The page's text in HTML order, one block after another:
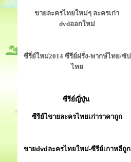
ขายละครไทยใหม่ๆ ละครเก่า
dvdออกใหม่
ซีรี่ย์ใหม่2014 ซีรีย์ฝรั่ง-พากษ์ไทย/ซัป
ไทย
ซีรีย์ญี่ปุ่น
ซีรีย์ไขายละครไทยเก่าราคาถูก
ขายdvdละครไทยใหม่-ซีรีย์เกาหลีถูก